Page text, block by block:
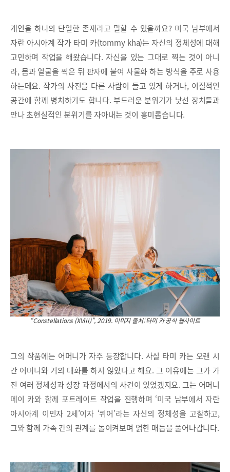
개인을 하나의 단일한 존재라고 말할 수 있을까요? 미국 남부에서
자란 아시아계 작가 타미 카(tommy kha)는 자신의 정체성에 대해
고민하며 작업을 해왔습니다. 자신을 있는 그대로 찍는 것이 아니
라, 몸과 얼굴을 찍은 뒤 판자에 붙여 사물화 하는 방식을 주로 사용
하는데요. 작가의 사진을 다른 사람이 들고 있게 하거나, 이질적인
공간에 함께 병치하기도 합니다. 부드러운 분위기가 낯선 장치들과
만나 초현실적인 분위기를 자아내는 것이 흥미롭습니다.
“Constellations (XVIII)”, 2019. 이미지 출처: 타미 카 공식 웹사이트
그의 작품에는 어머니가 자주 등장합니다. 사실 타미 카는 오랜 시
간 어머니와 거의 대화를 하지 않았다고 해요. 그 이유에는 그가 가
진 여러 정체성과 성장 과정에서의 사건이 있었겠지요. 그는 어머니
메이 카와 함께 포트레이트 작업을 진행하며 ‘미국 남부에서 자란
아시아계 이민자 2세’이자 ‘퀴어’라는 자신의 정체성을 고찰하고,
그와 함께 가족 간의 관계를 돌이켜보며 얽힌 매듭을 풀어나갑니다.